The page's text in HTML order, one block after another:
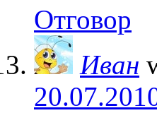
Отговор
Иван